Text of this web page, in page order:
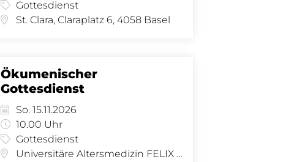
Gottesdienst
St. Clara, Claraplatz 6, 4058 Basel
Ökumenischer
Gottesdienst
So. 15.11.2026
10.00 Uhr
Gottesdienst
Universitäre Altersmedizin FELIX PLATTER, Burgfelderstrasse 101, 4002 Basel